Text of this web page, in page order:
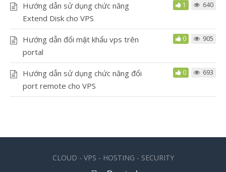
Hướng dẫn sử dụng chức năng
Extend Disk cho VPS
1 640
Hướng dẫn đổi mật khẩu vps trên
portal
0 905
Hướng dẫn sử dụng chức năng đổi
port remote cho VPS
0 693
CLOUD - VPS - HOSTING - SECURITY